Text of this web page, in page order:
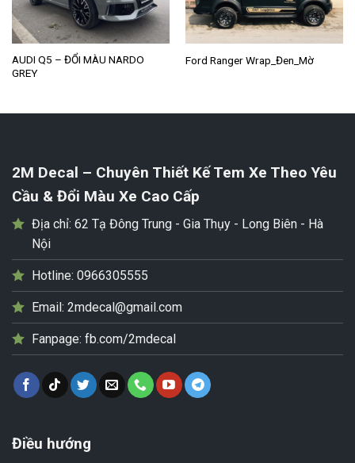
AUDI Q5 – ĐỔI MÀU NARDO
GREY
Ford Ranger Wrap_Đen_Mờ
2M Decal – Chuyên Thiết Kế Tem Xe Theo Yêu
Cầu & Đổi Màu Xe Cao Cấp
Địa chỉ: 62 Tạ Đông Trung - Gia Thụy - Long Biên - Hà
Nội
Hotline: 0966305555
Email: 2mdecal@gmail.com
Fanpage: fb.com/2mdecal
Điều hướng